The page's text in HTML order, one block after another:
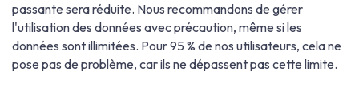
passante sera réduite. Nous recommandons de gérer
l'utilisation des données avec précaution, même si les
données sont illimitées. Pour 95 % de nos utilisateurs, cela ne
pose pas de problème, car ils ne dépassent pas cette limite.